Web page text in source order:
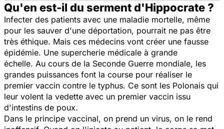
Qu'en est-il du serment d'Hippocrate ?
Infecter des patients avec une maladie mortelle, même
pour les sauver d'une déportation, pourrait ne pas être
très éthique. Mais ces médecins vont créer une fausse
épidémie. Une supercherie médicale à grande
échelle. Au cours de la Seconde Guerre mondiale, les
grandes puissances font la course pour réaliser le
premier vaccin contre le typhus. Ce sont les Polonais qui
leur volent la vedette avec un premier vaccin issu
d'intestins de poux.
Dans le principe vaccinal, on prend un virus, on le rend